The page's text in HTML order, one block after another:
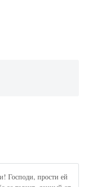
Господи, прости ей